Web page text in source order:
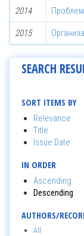
2014
2015
SEARCH
SORT ITEMS BY
Relevance
Title
Issue Date
IN ORDER
Ascending
Descending
AUTHORS/
All